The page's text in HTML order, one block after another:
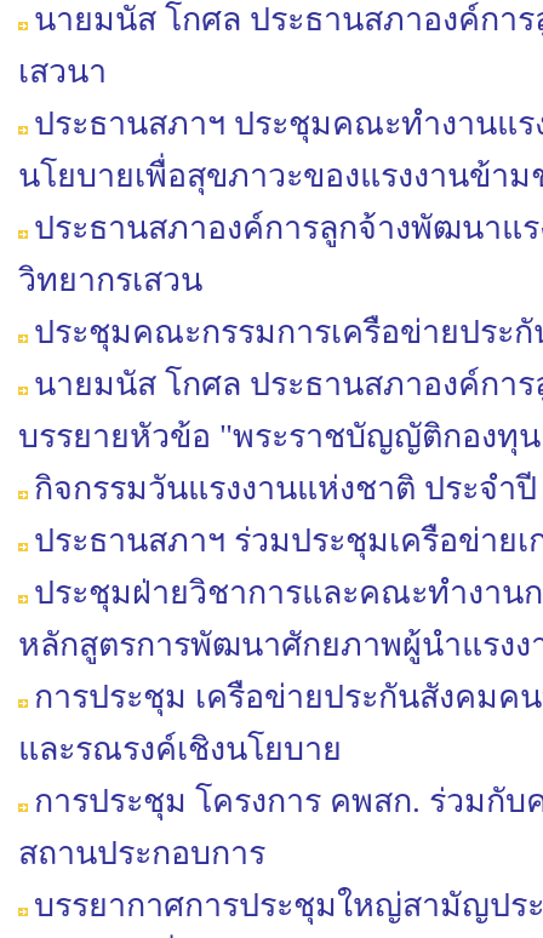
นาย​มนัส​ โกศล​ ประธาน​สภา​องค์กา
เสวนา
ประธานสภาฯ ประชุมคณะทำ​งาน​แ
นโยบาย​เพื่อ​สุข​ภาวะ​ของ​แรงงาน​ข้า
ประธาน​สภา​องค์การ​ลูกจ้าง​พัฒนา​แร
วิทยากร​เสวน
ประชุมคณะกรรมการเครือข่ายประ
นายมนัส​ โกศล​ ประธาน​สภา​องค์กา
บรรยาย​หัวข้อ​ "พระราชบัญญัติ​กองทุ
กิจกรรมวันแรงงานแห่งชาติ ประจำปี
ประธานสภาฯ ร่วมประชุมเครือข่าย
ประชุมฝ่ายวิชาการ​และคณะ​ทำงาน​
หลักสูตร​การ​พัฒนา​ศักยภาพ​ผู้นํา​แรงง
การประชุม เครือข่ายประกันสังคม
และรณรงค์เชิงนโยบาย
การประชุม โครงการ คพสก. ร่วมกั
สถานประกอบการ
บรรยากาศการประชุมใหญ่สามัญปร